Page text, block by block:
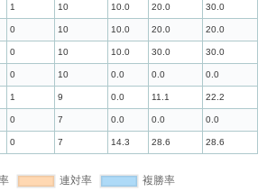
1 10 10.0 20.0 30.0
0 10 10.0 20.0 20.0
0 10 10.0 30.0 30.0
0 10 0.0 0.0 0.0
1 9 0.0 11.1 22.2
0 7 0.0 0.0 0.0
0 7 14.3 28.6 28.6